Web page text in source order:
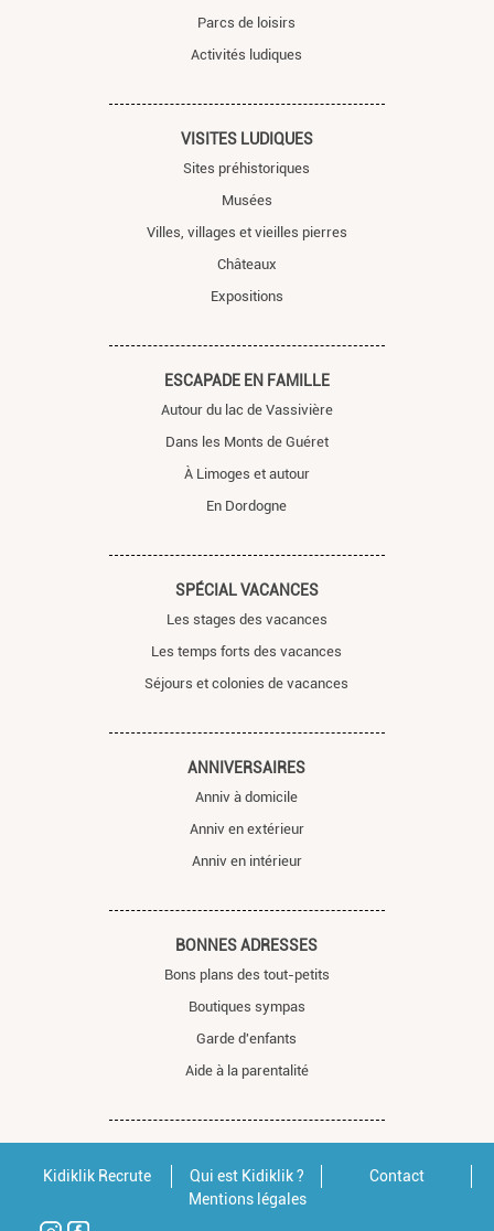
Parcs de loisirs
Activités ludiques
VISITES LUDIQUES
Sites préhistoriques
Musées
Villes, villages et vieilles pierres
Châteaux
Expositions
ESCAPADE EN FAMILLE
Autour du lac de Vassivière
Dans les Monts de Guéret
À Limoges et autour
En Dordogne
SPÉCIAL VACANCES
Les stages des vacances
Les temps forts des vacances
Séjours et colonies de vacances
ANNIVERSAIRES
Anniv à domicile
Anniv en extérieur
Anniv en intérieur
BONNES ADRESSES
Bons plans des tout-petits
Boutiques sympas
Garde d'enfants
Aide à la parentalité
Kidiklik Recrute Qui est Kidiklik ?
Contact
Mentions légales